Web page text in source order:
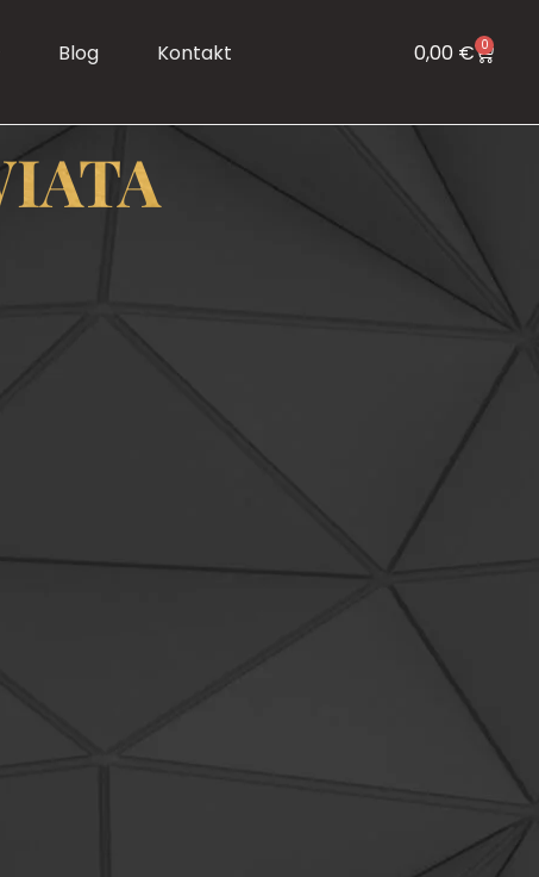
Blog Kontakt 0,00 € 0